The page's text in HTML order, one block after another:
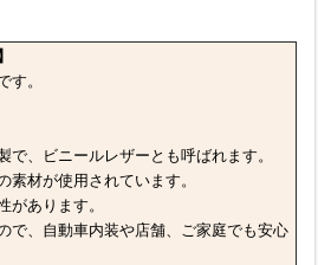
す。
で、ビニールレザーとも呼ばれます。
素材が使用されています。
があります。
で、自動車内装や店舗、ご家庭でも安心